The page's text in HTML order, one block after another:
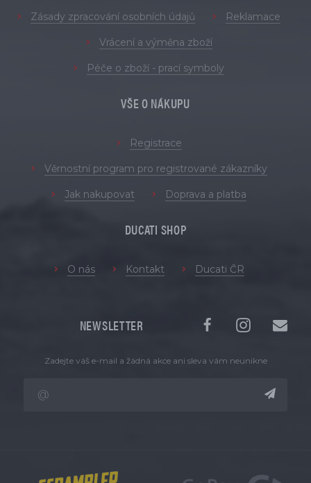
Zásady zpracování osobních údajů Reklamace
Vrácení a výměna zboží
Péče o zboží - prací symboly
VŠE O NÁKUPU
Registrace
Věrnostní program pro registrované zákazníky
Jak nakupovat Doprava a platba
DUCATI SHOP
O nás Kontakt Ducati ČR
NEWSLETTER
Zadejte váš e-mail a žádná akce ani sleva vám neunikne